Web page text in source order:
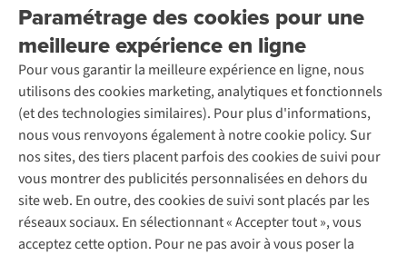
Paramétrage des cookies pour une
meilleure expérience en ligne
Pour vous garantir la meilleure expérience en ligne, nous
utilisons des cookies marketing, analytiques et fonctionnels
(et des technologies similaires). Pour plus d'informations,
nous vous renvoyons également à notre cookie policy. Sur
nos sites, des tiers placent parfois des cookies de suivi pour
vous montrer des publicités personnalisées en dehors du
site web. En outre, des cookies de suivi sont placés par les
réseaux sociaux. En sélectionnant « Accepter tout », vous
acceptez cette option. Pour ne pas avoir à vous poser la
Retourner
Rétractation d'une commande
Entretien & réparations
Garantie
Contactez-nous
Entreprise responsable
À propos d’Ayacucho
Nos magasins
À propos d’A.S.Adventure
Déclaration d'accessibilité
Location / Location sports d’hiver
Seconde-main
Entretien de ski
Service de lavage
Entretien de chaussures
Réparation de chaussures
Réparation de vêtements
Retouches
Pour les entreprises
Découvrez
A.S.Magazine
Explore Camp
Expertise & conseils
Abonnez-vous à la newsletter
Suivez-nous